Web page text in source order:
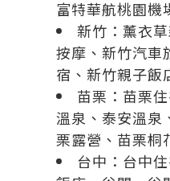
富特華航桃園機
新竹： 薰衣
按摩 、 新竹汽車
宿 、 新竹親子飯
苗栗： 苗栗
溫泉 、 泰安溫泉
栗露營 、 苗栗桐
台中： 台中